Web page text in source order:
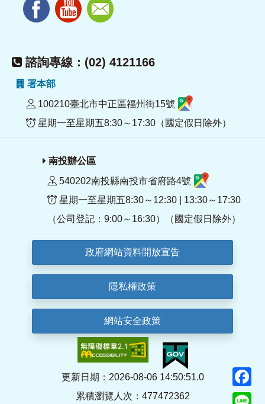
諮詢專線：(02) 4121166
署本部
100210臺北市中正區福州街15號
星期一至星期五8:30～17:30（國定假日除外）
南投辦公區
540202南投縣南投市省府路4號
星期一至星期五8:30～12:30 | 13:30～17:30
（公司登記：9:00～16:30）（國定假日除外）
政府網站資料開放宣告
隱私權政策
網站安全政策
更新日期：2026-08-06 14:50:51.0
累積瀏覽人次：477472362